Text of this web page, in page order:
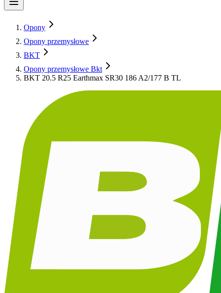
Opony
Opony przemysłowe
BKT
Opony przemysłowe Bkt
BKT 20.5 R25 Earthmax SR30 186 A2/177 B TL